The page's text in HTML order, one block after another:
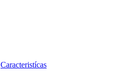
Caracteristícas